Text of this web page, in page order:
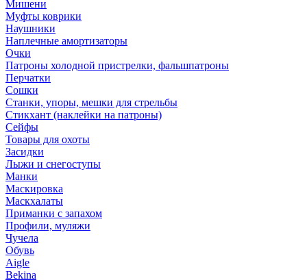
Мишени
Муфты коврики
Наушники
Наплечные амортизаторы
Очки
Патроны холодной пристрелки, фальшпатроны
Перчатки
Сошки
Станки, упоры, мешки для стрельбы
Стикхант (наклейки на патроны)
Сейфы
Товары для охоты
Засидки
Лыжи и снегоступы
Манки
Маскировка
Маскхалаты
Приманки с запахом
Профили, муляжи
Чучела
Обувь
Aigle
Bekina